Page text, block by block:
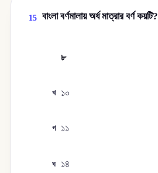
15 বাংলা বর্ণমালায় অর্ধ মাত্রার বর্ণ কয়টি?
৮
খ ১০
গ ১১
ঘ ১৪